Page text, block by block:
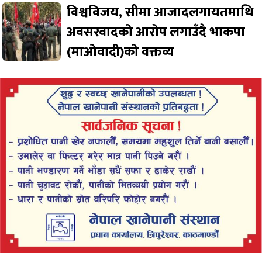
विश्वविजय, सीमा आजादलगायतमाथि
अवसरवादको आरोप लगाउँदै भाकपा
(माओवादी)को वक्तव्य